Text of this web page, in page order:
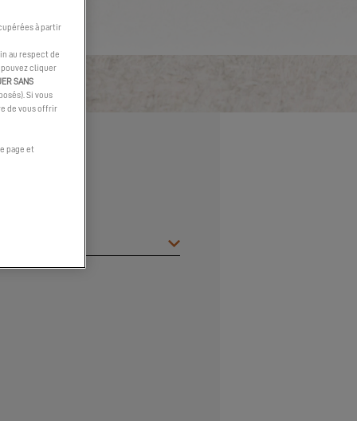
à partir
au respect de
pouvez cliquer
SANS
Si vous
de vous offrir
page et